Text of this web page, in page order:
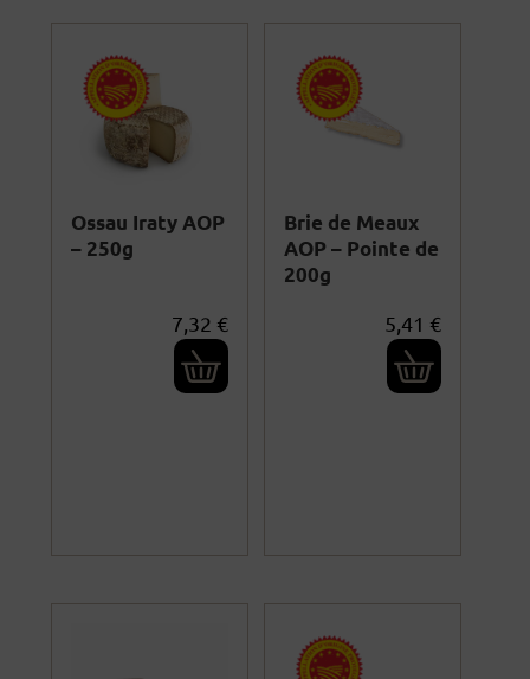
Ossau Iraty AOP
– 250g
7,32 €
Brie de Meaux
AOP – Pointe de
200g
5,41 €